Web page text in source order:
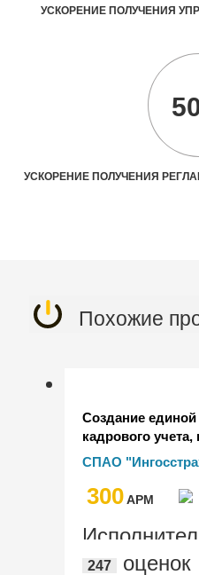
УСКОРЕНИЕ ПОЛУЧЕНИЯ
УСКОРЕНИЕ ПОЛУЧЕНИЯ
Похожие
Создание
кадрового учета,
расчета
СПАО
СПАО
300AРМ
247
оценок